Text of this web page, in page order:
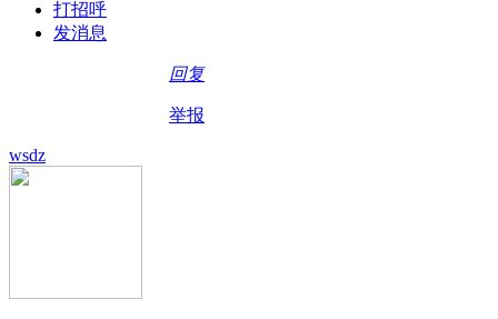
打招呼
发消息
回复
举报
wsdz